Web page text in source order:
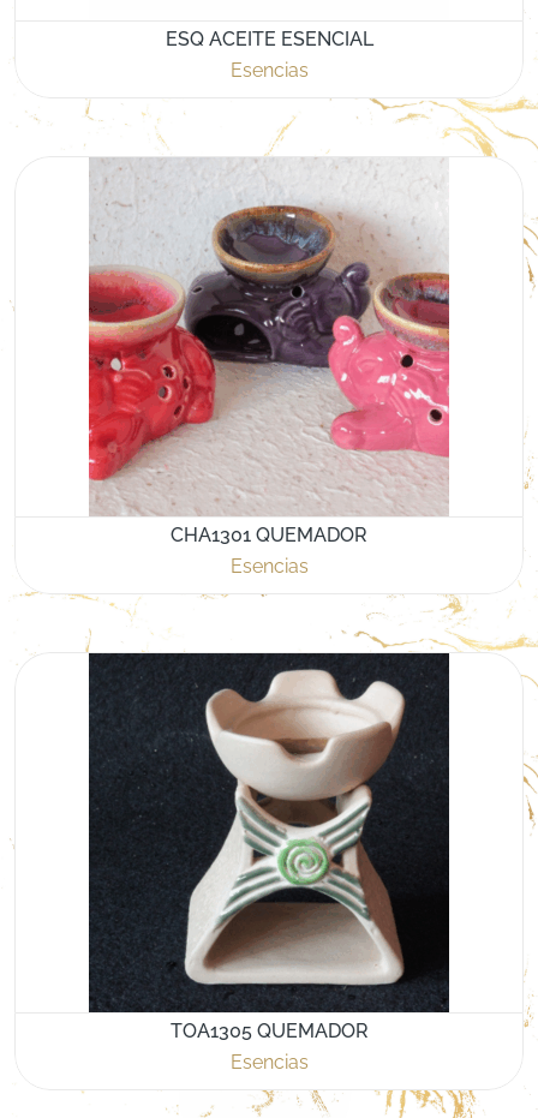
ESQ ACEITE ESENCIAL
Esencias
CHA1301 QUEMADOR
Esencias
TOA1305 QUEMADOR
Esencias